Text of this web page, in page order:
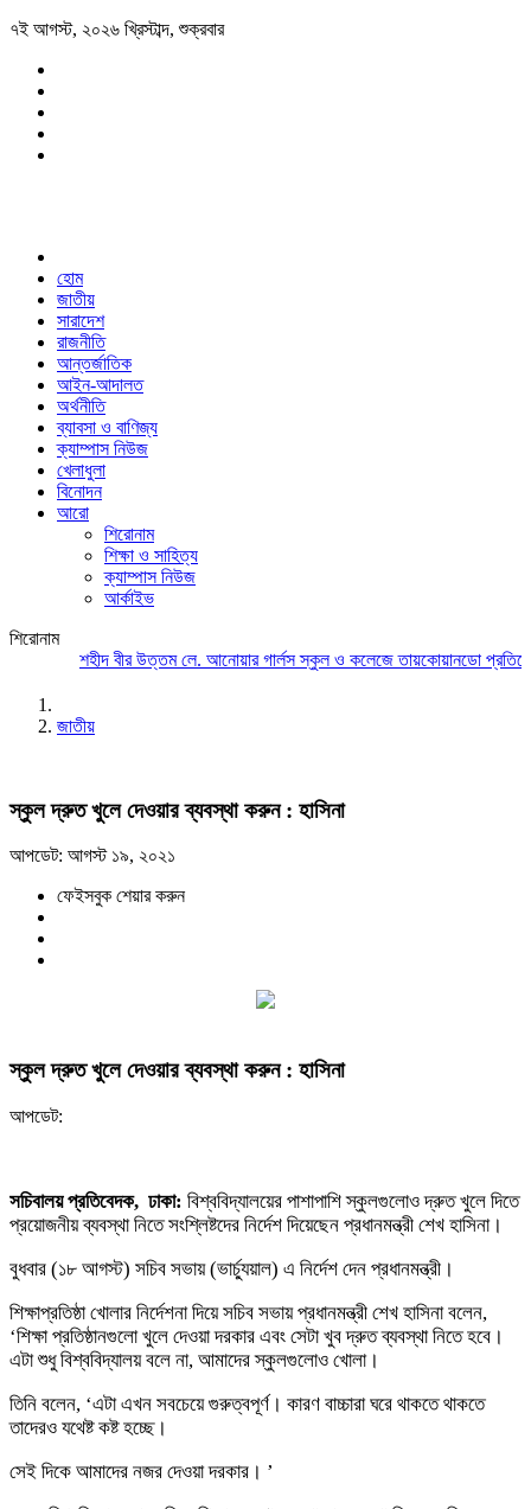
৭ই আগস্ট, ২০২৬ খ্রিস্টাব্দ, শুক্রবার
হোম
জাতীয়
সারাদেশ
রাজনীতি
আন্তর্জাতিক
আইন-আদালত
অর্থনীতি
ব্যাবসা ও বাণিজ্য
ক্যাম্পাস নিউজ
খেলাধুলা
বিনোদন
আরো
শিরোনাম
শিক্ষা ও সাহিত্য
ক্যাম্পাস নিউজ
আর্কাইভ
শিরোনাম
শহীদ বীর উত্তম লে. আনোয়ার গার্লস স্কুল ও কলেজে তায়কোয়ানডো
জাতীয়
স্কুল দ্রুত খুলে দেওয়ার ব্যবস্থা করুন : হাসিনা
আপডেট: আগস্ট ১৯, ২০২১
ফেইসবুক শেয়ার করুন
স্কুল দ্রুত খুলে দেওয়ার ব্যবস্থা করুন : হাসিনা
আপডেট:
সচিবালয় প্রতিবেদক, ঢাকা: বিশ্ববিদ্যালয়ের পাশাপাশি স্কুলগুলোও দ্রুত খুলে দিতে
প্রয়োজনীয় ব্যবস্থা নিতে সংশ্লিষ্টদের নির্দেশ দিয়েছেন প্রধানমন্ত্রী শেখ হাসিনা।
বুধবার (১৮ আগস্ট) সচিব সভায় (ভার্চ্যুয়াল) এ নির্দেশ দেন প্রধানমন্ত্রী।
শিক্ষাপ্রতিষ্ঠা খোলার নির্দেশনা দিয়ে সচিব সভায় প্রধানমন্ত্রী শেখ হাসিনা বলেন,
‘শিক্ষা প্রতিষ্ঠানগুলো খুলে দেওয়া দরকার এবং সেটা খুব দ্রুত ব্যবস্থা নিতে হবে।
এটা শুধু বিশ্ববিদ্যালয় বলে না, আমাদের স্কুলগুলোও খোলা।
তিনি বলেন, ‘এটা এখন সবচেয়ে গুরুত্বপূর্ণ। কারণ বাচ্চারা ঘরে থাকতে থাকতে
তাদেরও যথেষ্ট কষ্ট হচ্ছে।
সেই দিকে আমাদের নজর দেওয়া দরকার। ’